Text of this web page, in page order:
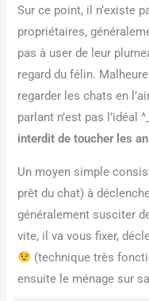
Sur ce point, il n’existe
propriétaires,
pas à user de leur
regard du félin.
regarder les chats en
parlant n’est pas l’idéal
interdit de toucher les
Un moyen simple
prêt du chat) à
généralement susciter
vite, il va vous fixer,
(technique très
ensuite le ménage sur